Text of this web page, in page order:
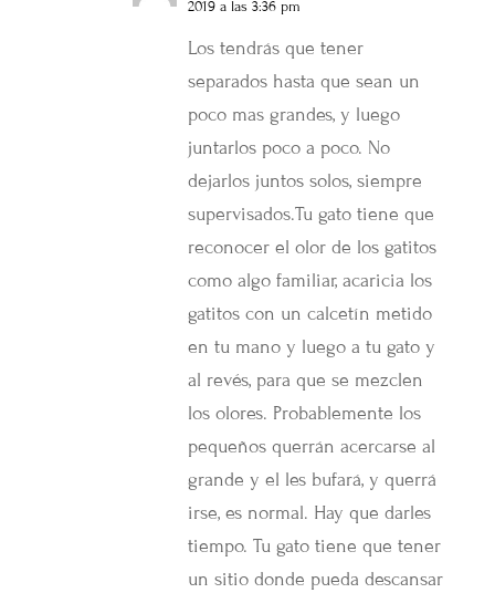
2019 a las 3:36 pm
Los tendrás que tener
separados hasta que sean un
poco mas grandes, y luego
juntarlos poco a poco. No
dejarlos juntos solos, siempre
supervisados.Tu gato tiene que
reconocer el olor de los gatitos
como algo familiar, acaricia los
gatitos con un calcetín metido
en tu mano y luego a tu gato y
al revés, para que se mezclen
los olores. Probablemente los
pequeños querrán acercarse al
grande y el les bufará, y querrá
irse, es normal. Hay que darles
tiempo. Tu gato tiene que tener
un sitio donde pueda descansar